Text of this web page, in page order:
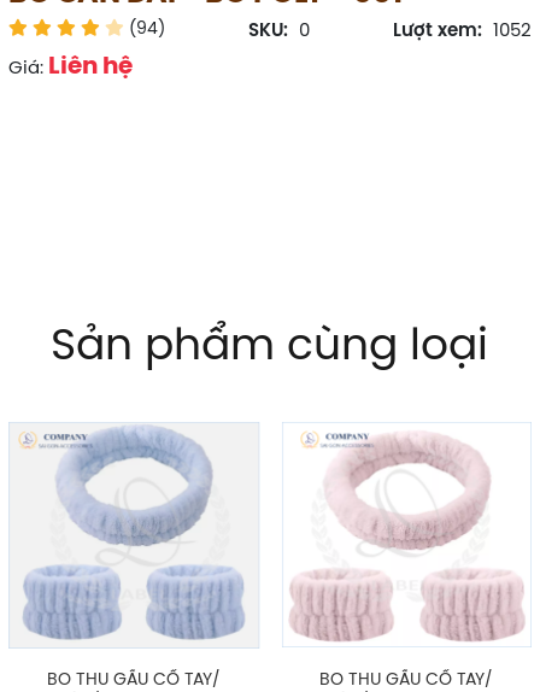
(94) SKU: 0 Lượt xem:
1052
Giá: Liên hệ
Sản phẩm cùng loại
BO THU GẤU CỔ TAY/
BO THU GẤU CỔ TAY/